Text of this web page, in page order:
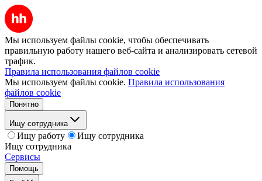
Мы используем файлы cookie, чтобы обеспечивать
правильную работу нашего веб-сайта и анализировать сетевой
трафик.
Правила использования файлов cookie
Мы используем файлы cookie. Правила использования
файлов cookie
Понятно
Ищу сотрудника
Ищу работу
Ищу сотрудника
Ищу сотрудника
Сервисы
Помощь